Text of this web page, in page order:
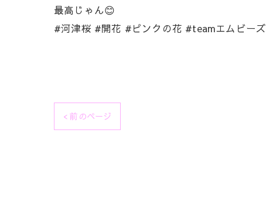
最高じゃん😊
#河津桜 #開花 #ピンクの花 #teamエムビーズ
< 前のページ